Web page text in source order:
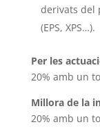
derivats del
(EPS, XPS…).
Per les
20% amb un
Millora de la
20% amb un